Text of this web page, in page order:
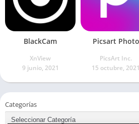
BlackCam
XnView
9 junio, 2021
Picsart Photo
PicsArt Inc.
15 octubre, 2021
Categorías